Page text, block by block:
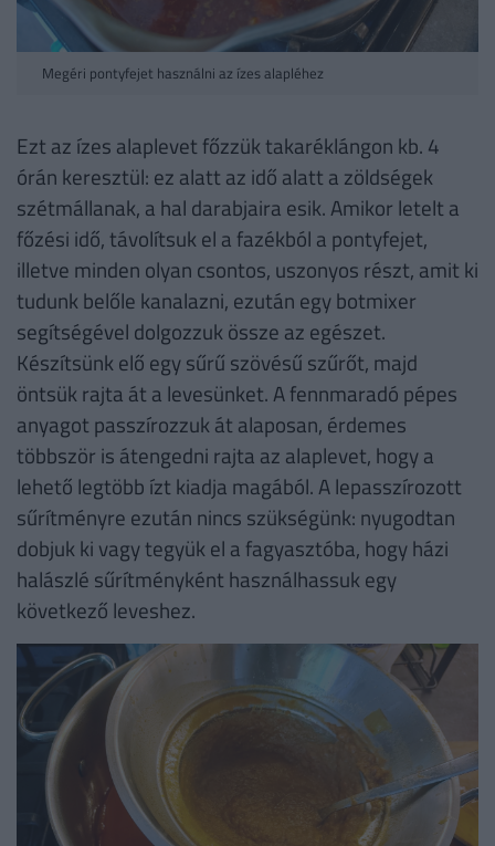
Megéri pontyfejet használni az ízes alapléhez
Ezt az ízes alaplevet főzzük takaréklángon kb. 4
órán keresztül: ez alatt az idő alatt a zöldségek
szétmállanak, a hal darabjaira esik. Amikor letelt a
főzési idő, távolítsuk el a fazékból a pontyfejet,
illetve minden olyan csontos, uszonyos részt, amit ki
tudunk belőle kanalazni, ezután egy botmixer
segítségével dolgozzuk össze az egészet.
Készítsünk elő egy sűrű szövésű szűrőt, majd
öntsük rajta át a levesünket. A fennmaradó pépes
anyagot passzírozzuk át alaposan, érdemes
többször is átengedni rajta az alaplevet, hogy a
lehető legtöbb ízt kiadja magából. A lepasszírozott
sűrítményre ezután nincs szükségünk: nyugodtan
dobjuk ki vagy tegyük el a fagyasztóba, hogy házi
halászlé sűrítményként használhassuk egy
következő leveshez.